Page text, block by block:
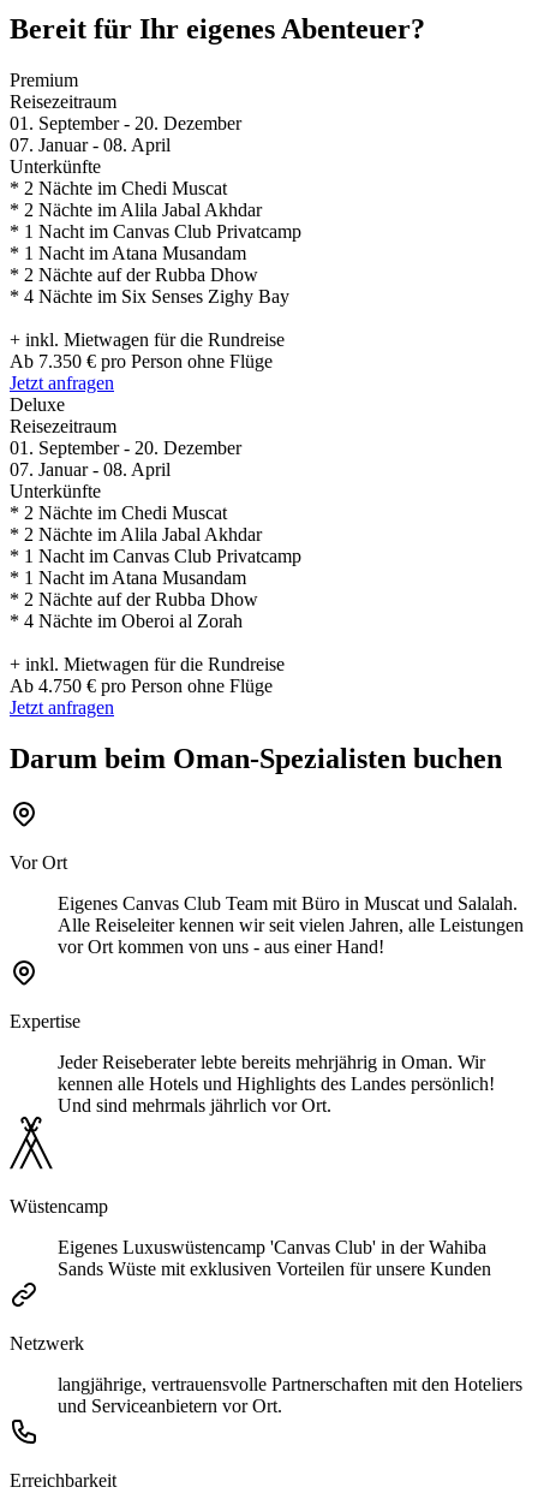
Bereit für Ihr eigenes Abenteuer?
Premium
Reisezeitraum
01. September - 20. Dezember
07. Januar - 08. April
Unterkünfte
* 2 Nächte im Chedi Muscat
* 2 Nächte im Alila Jabal Akhdar
* 1 Nacht im Canvas Club Privatcamp
* 1 Nacht im Atana Musandam
* 2 Nächte auf der Rubba Dhow
* 4 Nächte im Six Senses Zighy Bay
+ inkl. Mietwagen für die Rundreise
Ab 7.350 € pro Person ohne Flüge
Jetzt anfragen
Deluxe
Reisezeitraum
01. September - 20. Dezember
07. Januar - 08. April
Unterkünfte
* 2 Nächte im Chedi Muscat
* 2 Nächte im Alila Jabal Akhdar
* 1 Nacht im Canvas Club Privatcamp
* 1 Nacht im Atana Musandam
* 2 Nächte auf der Rubba Dhow
* 4 Nächte im Oberoi al Zorah
+ inkl. Mietwagen für die Rundreise
Ab 4.750 € pro Person ohne Flüge
Jetzt anfragen
Darum beim Oman-Spezialisten buchen
Vor Ort
Eigenes Canvas Club Team mit Büro in Muscat und Salalah.
Alle Reiseleiter kennen wir seit vielen Jahren, alle Leistungen
vor Ort kommen von uns - aus einer Hand!
Expertise
Jeder Reiseberater lebte bereits mehrjährig in Oman. Wir
kennen alle Hotels und Highlights des Landes persönlich!
Und sind mehrmals jährlich vor Ort.
Wüstencamp
Eigenes Luxuswüstencamp 'Canvas Club' in der Wahiba
Sands Wüste mit exklusiven Vorteilen für unsere Kunden
Netzwerk
langjährige, vertrauensvolle Partnerschaften mit den Hoteliers
und Serviceanbietern vor Ort.
Erreichbarkeit